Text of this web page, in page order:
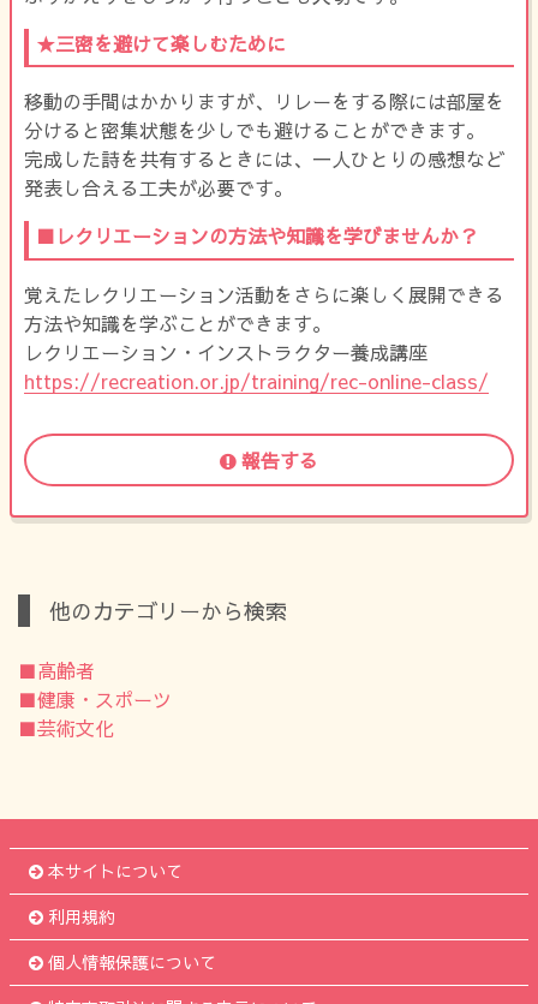
★三密を避けて楽しむために
移動の手間はかかりますが、リレーをする際には部屋を
分けると密集状態を少しでも避けることができます。
完成した詩を共有するときには、一人ひとりの感想など
発表し合える工夫が必要です。
■レクリエーションの方法や知識を学びませんか？
覚えたレクリエーション活動をさらに楽しく展開できる
方法や知識を学ぶことができます。
レクリエーション・インストラクター養成講座
https://recreation.or.jp/training/rec-online-class/
報告する
他のカテゴリーから検索
■高齢者
■健康・スポーツ
■芸術文化
本サイトについて
利用規約
個人情報保護について